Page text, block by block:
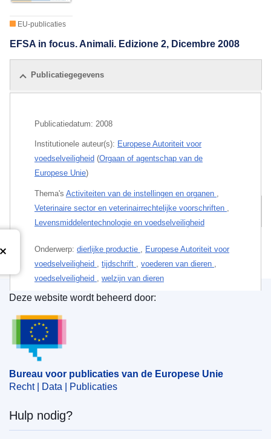
EU-publicaties
EFSA in focus. Animali. Edizione 2, Dicembre 2008
Publicatiegegevens
Gerelateerde publicaties
Publicatiedatum: 2008
Institutionele auteur(s): Europese Autoriteit voor
voedselveiligheid (Orgaan of agentschap van de
Europese Unie)
Thema's Activiteiten van de instellingen en organen
Veterinaire sector en veterinairrechtelijke voorschriften
Levensmiddelentechnologie en voedselveiligheid
Onderwerp: dierlijke productie
Europese Autoriteit voor
voedselveiligheid
tijdschrift voederen van dieren
voedselveiligheid
welzijn van dieren
PDF
Released on EU publications website:
Alle uitgaven in deze reeks
Deze publicatie kan worden gedownload in
webkwaliteit (PDF) en in afdrukkwaliteit
Bureau voor publicaties van de Europese Unie
Deze website wordt beheerd door:
Bureau voor publicaties van de Europese Unie
Recht | Data | Publicaties
Hulp nodig?